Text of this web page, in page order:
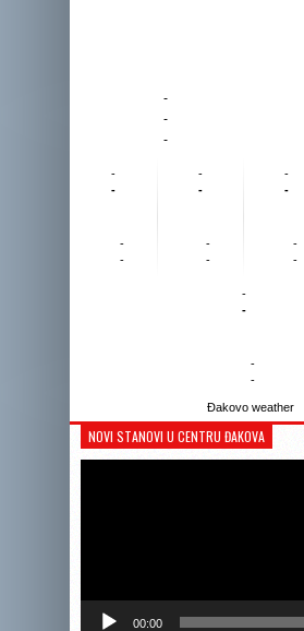
-
-
-
-
-
-
-
-
-
-
-
-
-
-
-
-
-
-
-
Đakovo weather
NOVI STANOVI U CENTRU ĐAKOVA
00:00